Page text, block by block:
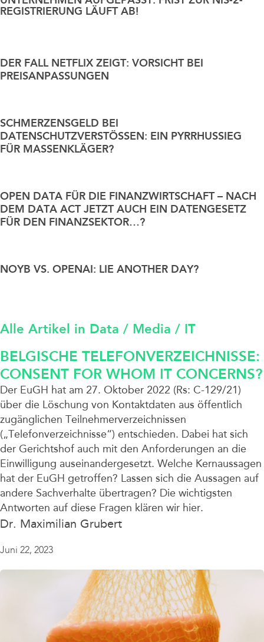
Data / Media / IT
Litigation
Steuern / Bilanz
Sustainable Finance
Unternehmen
REGISTRIERUNG LÄUFT AB!
DER FALL NETFLIX ZEIGT: VORSICHT BEI
PREISANPASSUNGEN
SCHMERZENSGELD BEI
DATENSCHUTZVERSTÖSSEN: EIN PYRRHUSSIEG F
ÜR MASSENKLÄGER?
OPEN DATA FÜR DIE FINANZWIRTSCHAFT – NACH
DEM DATA ACT JETZT AUCH EIN DATENGESETZ
FÜR DEN FINANZSEKTOR…?
NOYB VS. OPENAI: LIE ANOTHER DAY?
Alle Artikel in Data / Media / IT
BELGISCHE TELEFONVERZEICHNISSE:
CONSENT FOR WHOM IT CONCERNS?
Der EuGH hat am 27. Oktober 2022 (Rs: C-129/21)
über die Löschung von Kontaktdaten aus öffentlich
zugänglichen Teilnehmerverzeichnissen
(„Telefonverzeichnisse“) entschieden. Dabei hat sich
der Gerichtshof auch mit den Anforderungen an die
Einwilligung auseinandergesetzt. Welche Kernaussagen
hat der EuGH getroffen? Lassen sich die Aussagen auf
andere Sachverhalte übertragen? Die wichtigsten
Antworten auf diese Fragen klären wir hier.
Dr. Maximilian Grubert
Juni 22, 2023